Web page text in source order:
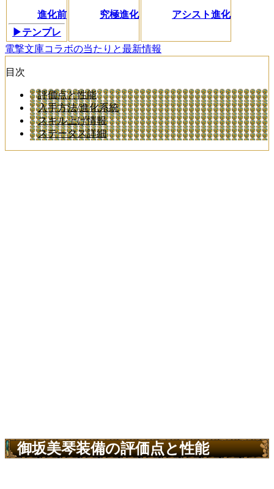
進化前
▶テンプレ
究極進化 アシスト進化
電撃文庫コラボの当たりと最新情報
目次
評価点と性能
入手方法/進化系統
スキル上げ情報
ステータス詳細
御坂美琴装備の評価点と性能